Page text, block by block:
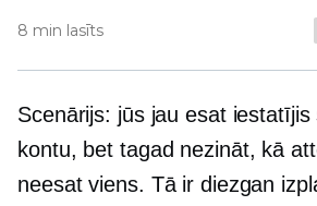
8 min lasīts
Scenārijs: jūs jau esat
kontu, bet tagad nezināt, kā
neesat viens. Tā ir diezgan